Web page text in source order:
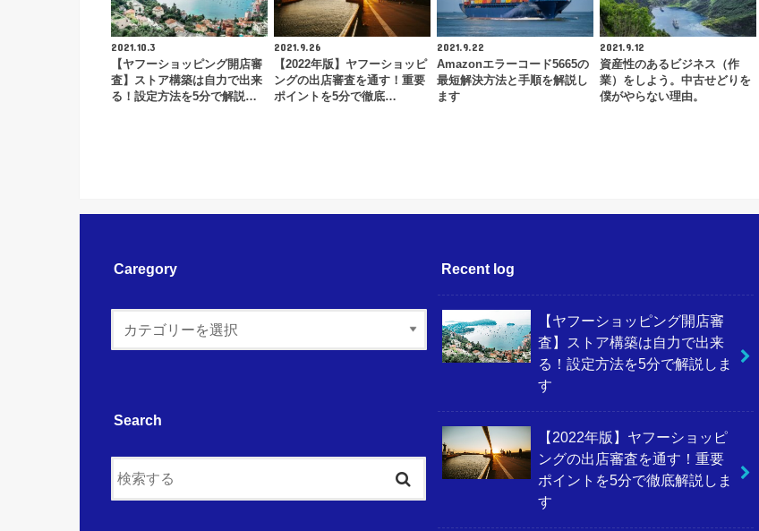
2021.10.3
【ヤフーショッピング開店審
査】ストア構築は自力で出来
る！設定方法を5分で解説…
2021.9.26
【2022年版】ヤフーショッピ
ングの出店審査を通す！重要
ポイントを5分で徹底…
2021.9.22
Amazonエラーコード5665の
最短解決方法と手順を解説し
ます
2021.9.12
資産性のあるビジネス（作
業）をしよう。中古せどりを
僕がやらない理由。
Caregory
Search
Recent log
【ヤフーショッピング開店審
査】ストア構築は自力で出来
る！設定方法を5分で解説しま
す
【2022年版】ヤフーショッピ
ングの出店審査を通す！重要
ポイントを5分で徹底解説しま
す